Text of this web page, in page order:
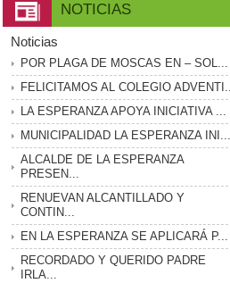
NOTICIAS
Noticias
POR PLAGA DE MOSCAS EN – SOL...
FELICITAMOS AL COLEGIO ADVENTI...
LA ESPERANZA APOYA INICIATIVA ...
MUNICIPALIDAD LA ESPERANZA INI...
ALCALDE DE LA ESPERANZA
PRESEN...
RENUEVAN ALCANTILLADO Y
CONTIN...
EN LA ESPERANZA SE APLICARÁ P...
RECORDADO Y QUERIDO PADRE
IRLA...